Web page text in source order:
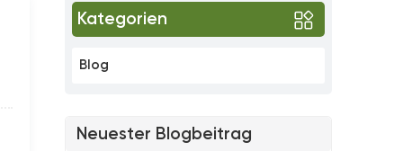
Kategorien
Blog
Neuester Blogbeitrag